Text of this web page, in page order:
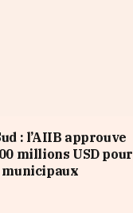
: l’AIIB approuve
millions USD pour